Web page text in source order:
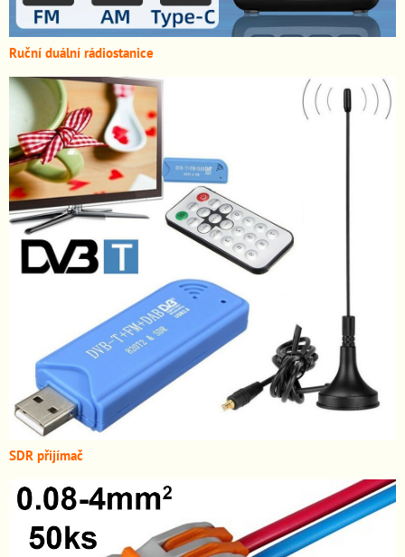
Ruční duální rádiostanice
SDR přijímač